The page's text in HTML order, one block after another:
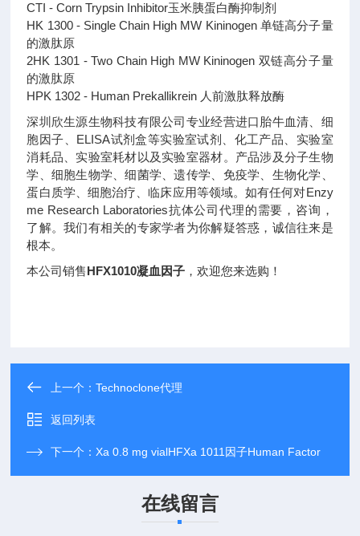
CTI - Corn Trypsin Inhibitor玉米胰蛋白酶抑制剂
HK 1300 - Single Chain High MW Kininogen 单链高分子量
的激肽原
2HK 1301 - Two Chain High MW Kininogen 双链高分子量
的激肽原
HPK 1302 - Human Prekallikrein 人前激肽释放酶
深圳欣生源生物科技有限公司专业经营进口胎牛血清、细
胞因子、ELISA试剂盒等实验室试剂、化工产品、实验室
消耗品、实验室耗材以及实验室器材。产品涉及分子生物
学、细胞生物学、细菌学、遗传学、免疫学、生物化学、
蛋白质学、细胞治疗、临床应用等领域。如有任何对Enzy
me Research Laboratories抗体公司代理的需要，咨询，
了解。我们有相关的专家学者为你解疑答惑，诚信往来是
根本。
本公司销售HFX1010凝血因子 ，欢迎您来选购！
上一个：Technoclone代理
返回列表
下一个：Xa 0.8 mg vialHFXa 1011因子Human Factor
在线留言